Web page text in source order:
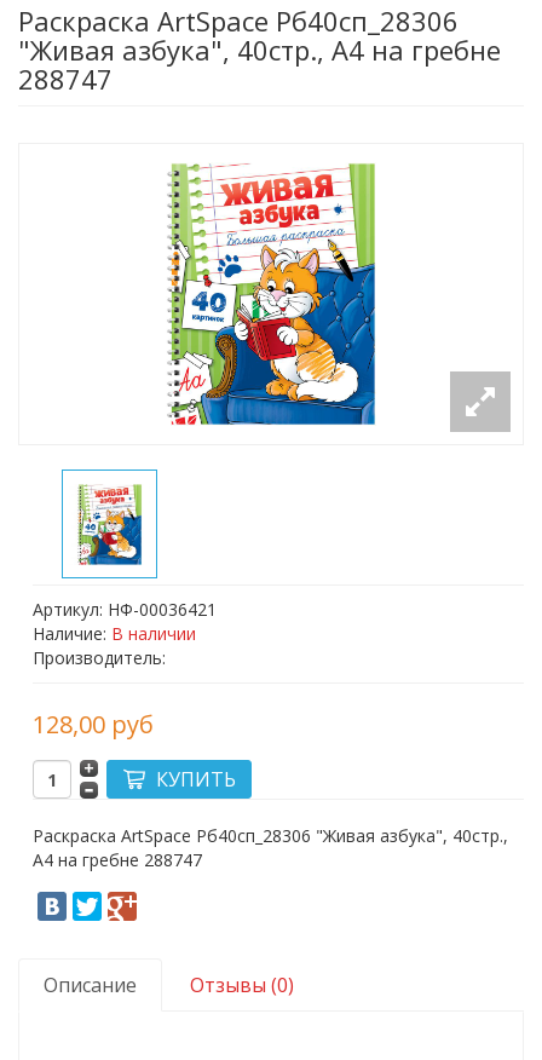
Раскраска ArtSpace Рб40сп_28306
"Живая азбука", 40стр., А4 на гребне
288747
Артикул: НФ-00036421
Наличие: В наличии
Производитель:
128,00 руб
Раскраска ArtSpace Рб40сп_28306 "Живая азбука", 40стр.,
А4 на гребне 288747
Описание Отзывы (0)